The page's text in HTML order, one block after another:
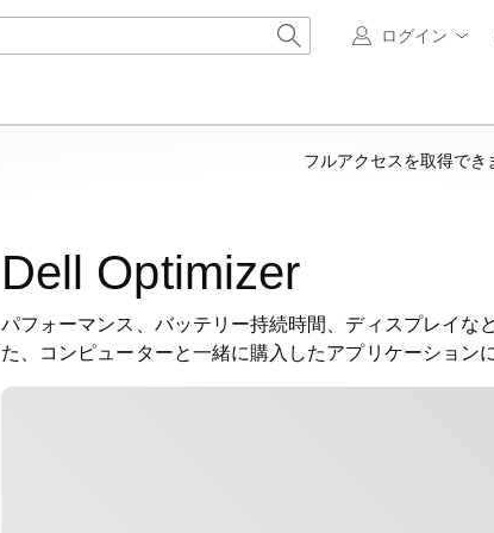
ログイン
フルアクセスを取得でき
Dell Optimizer
パフォーマンス、バッテリー持続時間、ディスプレイな
た、コンピューターと一緒に購入したアプリケーション